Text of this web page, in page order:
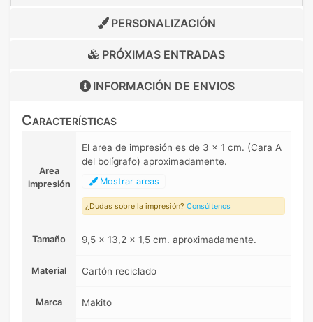
PERSONALIZACIÓN
PRÓXIMAS ENTRADAS
INFORMACIÓN DE ENVIOS
Características
Area
impresión
El area de impresión es de 3 x 1 cm. (Cara A
del bolígrafo) aproximadamente.
Mostrar areas
¿Dudas sobre la impresión? Consúltenos
Tamaño 9,5 x 13,2 x 1,5 cm. aproximadamente.
Material Cartón reciclado
Marca Makito